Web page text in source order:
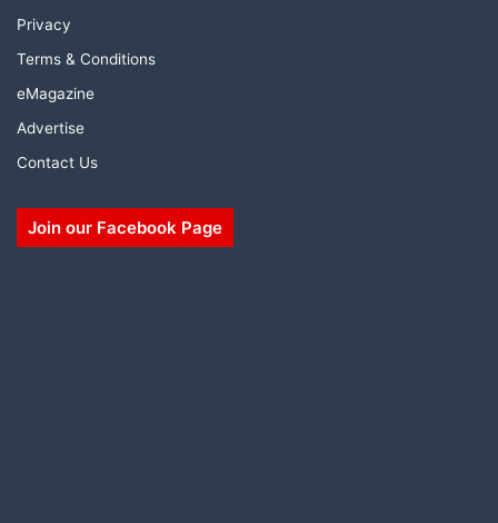
Privacy
Terms & Conditions
eMagazine
Advertise
Contact Us
Join our Facebook Page